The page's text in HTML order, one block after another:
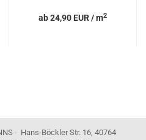
ab 24,90 EUR / m2
- Hans-Böckler Str. 16, 40764